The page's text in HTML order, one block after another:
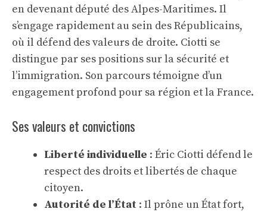
en devenant député des Alpes-Maritimes. Il
s’engage rapidement au sein des Républicains,
où il défend des valeurs de droite. Ciotti se
distingue par ses positions sur la sécurité et
l’immigration. Son parcours témoigne d’un
engagement profond pour sa région et la France.
Ses valeurs et convictions
Liberté individuelle : Éric Ciotti défend le
respect des droits et libertés de chaque
citoyen.
Autorité de l’État : Il prône un État fort,